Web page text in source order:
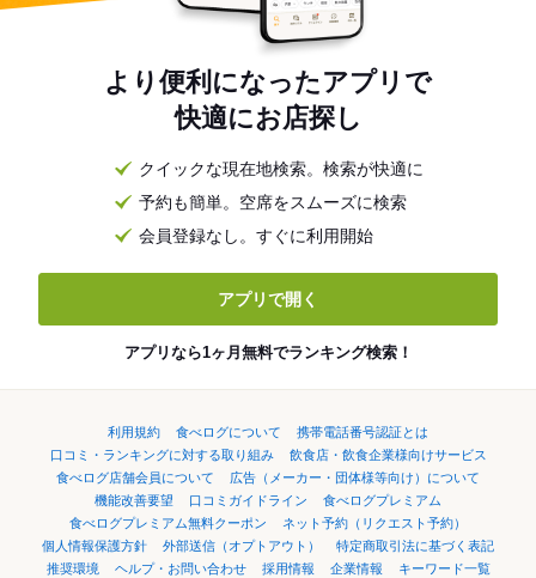
より便利になったアプリで
快適にお店探し
クイックな現在地検索。検索が快適に
予約も簡単。空席をスムーズに検索
会員登録なし。すぐに利用開始
アプリで開く
アプリなら1ヶ月無料でランキング検索！
利用規約 食べログについて
携帯電話番号認証とは
口コミ・ランキングに対する取り組み
飲食店・飲食企業様向けサービス
食べログ店舗会員について
広告（メーカー・団体様等向け）について
機能改善要望
口コミガイドライン
食べログプレミアム
食べログプレミアム無料クーポン
ネット予約（リクエスト予約）
個人情報保護方針
外部送信（オプトアウト）
特定商取引法に基づく表記
推奨環境
ヘルプ・お問い合わせ 採用情報 企業情報
キーワード一覧